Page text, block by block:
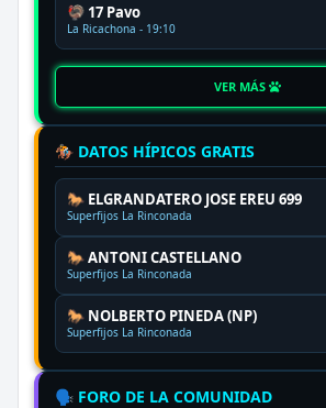
🦃 17 Pavo
La Ricachona - 19:10
VER MÁS
🏇 DATOS HÍPICOS GRATIS
🐎 ELGRANDATERO JOSE EREU 699
Superfijos La Rinconada
🐎 ANTONI CASTELLANO
Superfijos La Rinconada
🐎 NOLBERTO PINEDA (NP)
Superfijos La Rinconada
🗣️ FORO DE LA COMUNIDAD